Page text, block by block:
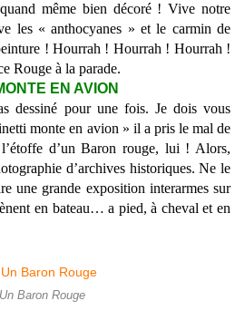
même bien décoré ! Vive notre
les « anthocyanes » et le carmin de
! Hourrah ! Hourrah ! Hourrah !
Rouge à la parade.
EN AVION
dessiné pour une fois. Je dois vous
monte en avion » il a pris le mal de
l’étoffe d’un Baron rouge, lui ! Alors,
d’archives historiques. Ne le
une grande exposition interarmes sur
en bateau… a pied, à cheval et en
Un Baron Rouge